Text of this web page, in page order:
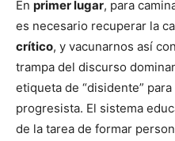
En primer lugar, para
es necesario recuperar la
crítico, y vacunarnos así
trampa del discurso
etiqueta de “disidente”
progresista. El sistema
de la tarea de formar